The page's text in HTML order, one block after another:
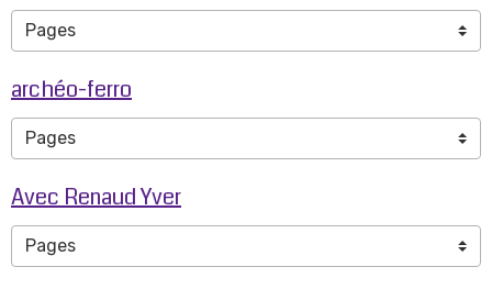
archéo-ferro
Avec Renaud Yver